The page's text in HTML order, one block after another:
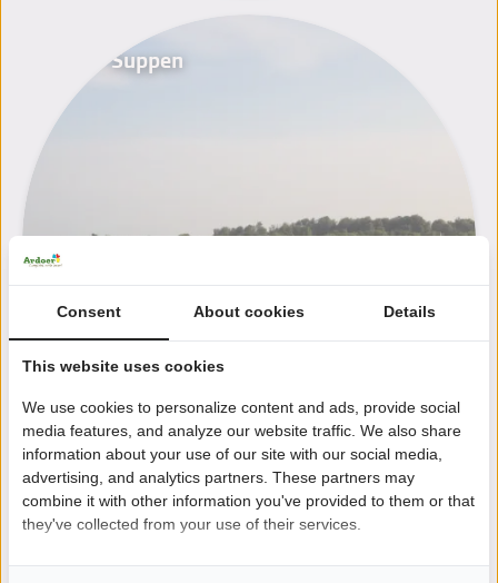
SUP - Suppen
Bekijk alle faciliteiten
Consent About cookies Details
This website uses cookies
We use cookies to personalize content and ads, provide social
media features, and analyze our website traffic. We also share
information about your use of our site with our social media,
advertising, and analytics partners. These partners may
combine it with other information you've provided to them or that
they've collected from your use of their services.